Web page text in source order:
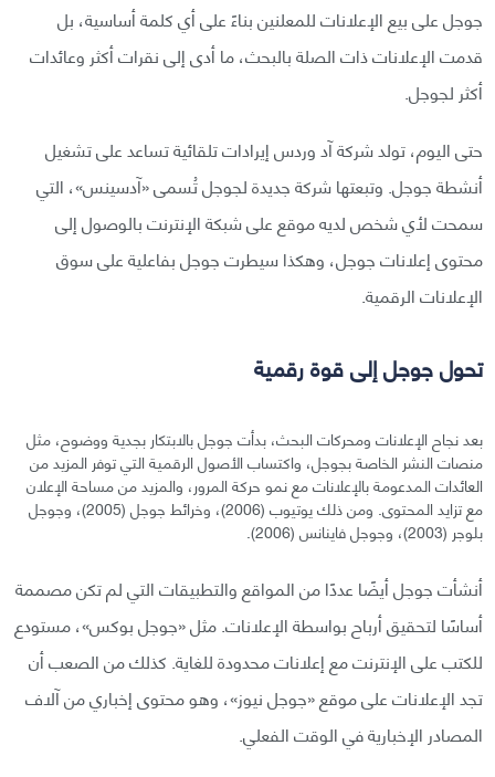
جوجل على بيع الإعلانات للمعلنين بناءً على أي كلمة أساسية، بل
قدمت الإعلانات ذات الصلة بالبحث، ما أدى إلى نقرات أكثر وعائدات
أكثر لجوجل.
حتى اليوم، تولد شركة آد وردس إيرادات تلقائية تساعد على تشغيل
أنشطة جوجل. وتبعتها شركة جديدة لجوجل تُسمى «آدسينس»، التي
سمحت لأي شخص لديه موقع على شبكة الإنترنت بالوصول إلى
محتوى إعلانات جوجل، وهكذا سيطرت جوجل بفاعلية على سوق
الإعلانات الرقمية.
تحول جوجل إلى قوة رقمية
بعد نجاح الإعلانات ومحركات البحث، بدأت جوجل بالابتكار بجدية ووضوح، مثل
منصات النشر الخاصة بجوجل، واكتساب الأصول الرقمية التي توفر المزيد من
العائدات المدعومة بالإعلانات مع نمو حركة المرور، والمزيد من مساحة الإعلان
مع تزايد المحتوى. ومن ذلك يوتيوب (2006)، وخرائط جوجل (2005)، وجوجل
بلوجر (2003)، وجوجل فاينانس (2006).
أنشأت جوجل أيضًا عددًا من المواقع والتطبيقات التي لم تكن مصممة
أساسًا لتحقيق أرباح بواسطة الإعلانات. مثل «جوجل بوكس»، مستودع
للكتب على الإنترنت مع إعلانات محدودة للغاية. كذلك من الصعب أن
تجد الإعلانات على موقع «جوجل نيوز»، وهو محتوى إخباري من آلاف
المصادر الإخبارية في الوقت الفعلي.